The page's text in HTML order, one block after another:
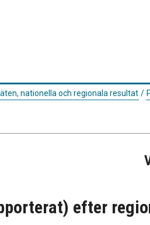
nationella och regionala resultat /
efter